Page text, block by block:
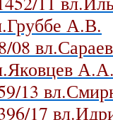
А.В.
08
А.А.
13
17